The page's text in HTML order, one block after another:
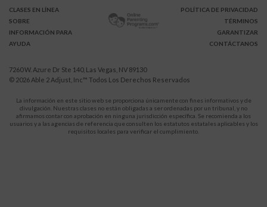
CLASES EN LÍNEA
SOBRE
INFORMACIÓN PARA
AYUDA
POLÍTICA DE PRIVACIDAD
TÉRMINOS
GARANTIZAR
CONTÁCTANOS
7260 W. Azure Dr Ste 140, Las Vegas, NV 89130
© 2026 Able 2 Adjust, Inc™ Todos Los Derechos Reservados
La información en este sitio web se proporciona únicamente con fines informativos y de
divulgación. Nuestras clases no están obligadas a ser ordenadas por un tribunal, y no
afirmamos contar con aprobación en ninguna jurisdicción específica. Se recomienda a los
usuarios y a las agencias de referencia que consulten los estatutos estatales aplicables y los
requisitos locales para verificar el cumplimiento.